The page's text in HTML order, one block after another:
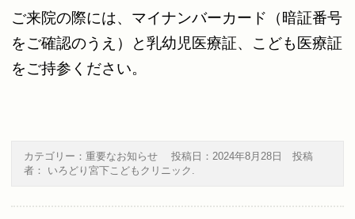
ご来院の際には、マイナンバーカード（暗証番号
をご確認のうえ）と乳幼児医療証、こども医療証
をご持参ください。
カテゴリー： 重要なお知らせ 投稿日： 2024年8月28日
投稿
者： いろどり宮下こどもクリニック